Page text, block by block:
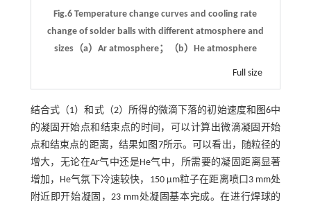
Fig.6 Temperature change curves and cooling rate
change of solder balls with different atmosphere and
sizes（a）Ar atmosphere；（b）He atmosphere
Full size
结合式（1）和 式（2） 所得的微滴下落的初始速度和 图6中
的凝固开始点和结束点的时间，可以计算出微滴凝固开始
点和结束点的距离，结果如 图7所示。可以看出，随粒径的
增大，无论在Ar气中还是He气中，所需要的凝固距离显著
增加，He气氛下冷速较快，150 μm粒子在距离喷口3 mm处
附近即开始凝固，23 mm处凝固基本完成。在进行焊球的